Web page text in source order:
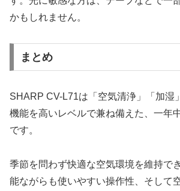
かもしれません。
まとめ
SHARP CV-L71は「空気清浄」「加湿
機能を高いレベルで兼ね備えた、一年
です。
季節を問わず快適な空気環境を維持で
能ながらも使いやすい操作性、そして